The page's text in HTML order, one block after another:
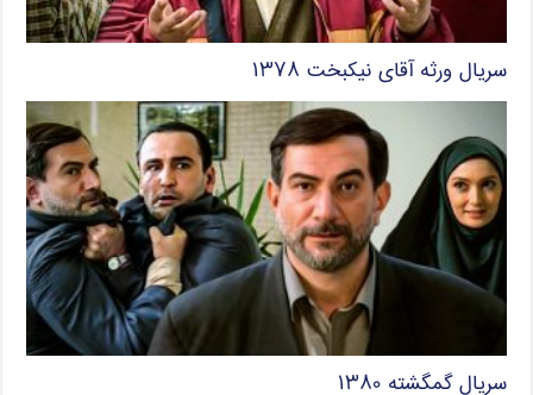
سریال ورثه آقای نیکبخت ۱۳۷۸
سریال گمگشته ۱۳۸۰